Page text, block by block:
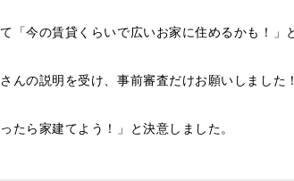
「今の賃貸くらいで広いお家に住めるかも！」
んの説明を受け、事前審査だけお願いしました！
たら家建てよう！」と決意しました。